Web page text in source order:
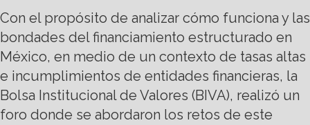
Con el propósito de analizar cómo funciona y las
bondades del financiamiento estructurado en
México, en medio de un contexto de tasas altas
e incumplimientos de entidades financieras, la
Bolsa Institucional de Valores (BIVA), realizó un
foro donde se abordaron los retos de este